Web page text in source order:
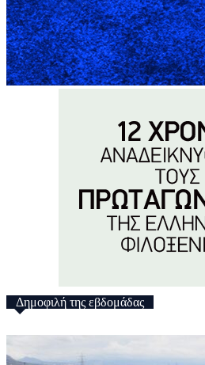
Δημοφιλή της εβδομάδας